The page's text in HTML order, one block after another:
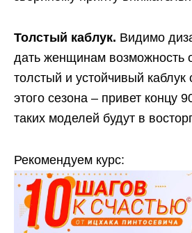
Толстый каблук. Видимо
дать женщинам возможность
толстый и устойчивый
этого сезона – привет концу
таких моделей будут в
Рекомендуем курс: